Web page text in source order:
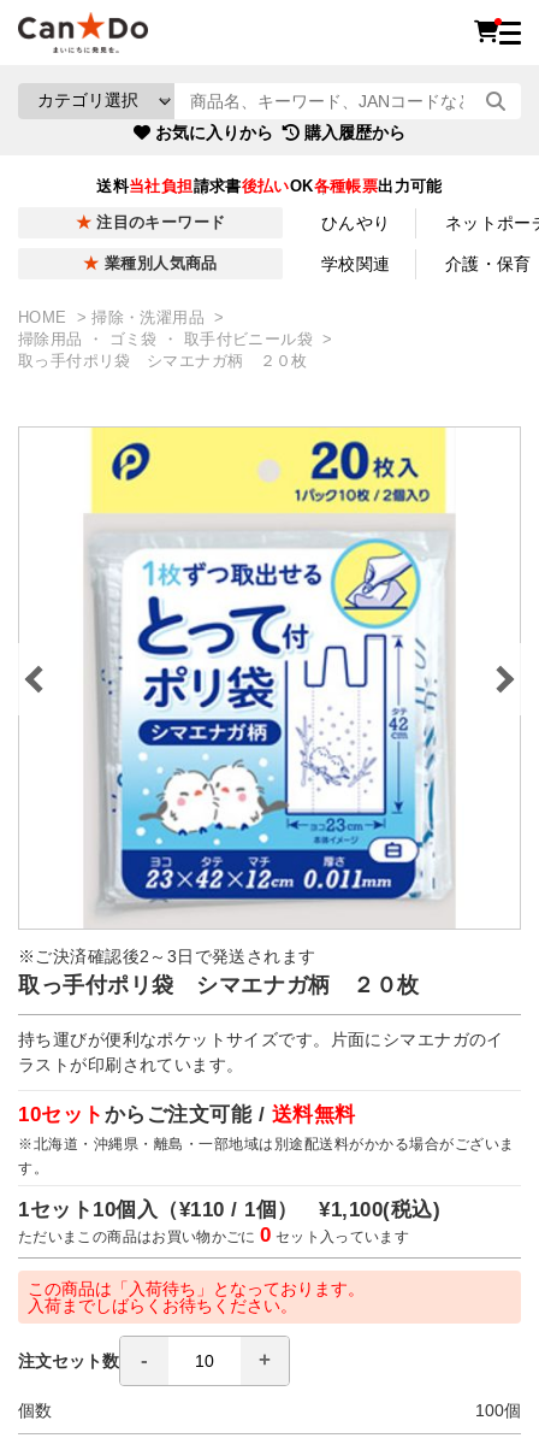
お気に入りから 購入履歴から
送料当社負担請求書後払いOK各種帳票出力可能
注目のキーワード ひんやり ネットポー
業種別人気商品 学校関連 介護・保育
HOME
掃除・洗濯用品
掃除用品 ・ ゴミ袋 ・ 取手付ビニール袋
取っ手付ポリ袋 シマエナガ柄 ２０枚
※ご決済確認後2～3日で発送されます
取っ手付ポリ袋 シマエナガ柄 ２０枚
持ち運びが便利なポケットサイズです。片面にシマエナガのイ
ラストが印刷されています。
10セット からご注文可能 / 送料無料
※北海道・沖縄県・離島・一部地域は別途配送料がかかる場合がございま
す。
1セット10個入（¥110 / 1個）¥1,100(税込)
ただいまこの商品はお買い物かごに0 セット入っています
この商品は「入荷待ち」となっております。
入荷までしばらくお待ちください。
注文セット数
個数 100個